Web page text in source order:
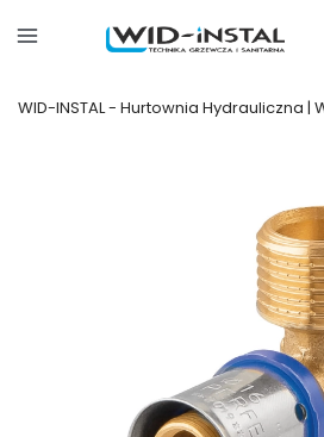
WID-INSTAL - Hurtownia Hydrauliczna |